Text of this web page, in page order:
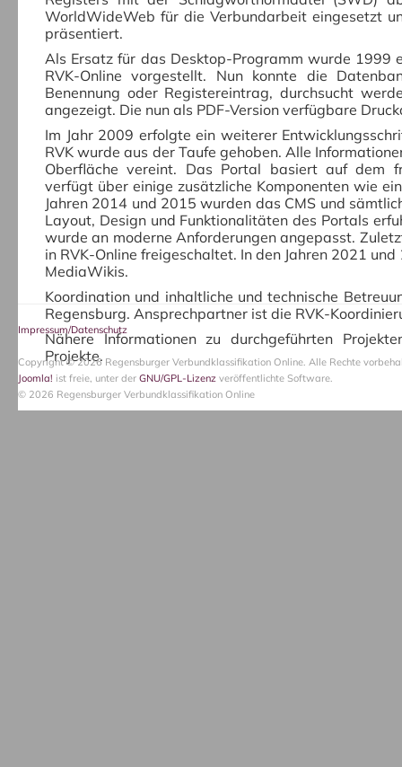
WorldWideWeb für die Verbundarbeit eingesetzt
präsentiert.
Als Ersatz für das Desktop-Programm wurde
RVK-Online vorgestellt. Nun konnte die
Benennung oder Registereintrag, durchsucht
angezeigt. Die nun als PDF-Version verfügbare
Im Jahr 2009 erfolgte ein weiterer
RVK wurde aus der Taufe gehoben.Alle
Oberfläche vereint. Das Portal basiert auf dem
verfügt über einige zusätzliche Komponenten wie
Jahren 2014 und 2015 wurden das CMS und
Layout, Design und Funktionalitäten des Portals
wurde an moderne Anforderungen angepasst.
in RVK-Online freigeschaltet. In den Jahren 2021
MediaWikis.
Koordination und inhaltliche und technische
Regensburg. Ansprechpartner ist die RVK-
Nähere Informationen zu durchgeführten
Projekte.
Impressum/Datenschutz
Copyright © 2026 Regensburger Verbundklassifikation Online. Alle Rechte
Joomla! ist freie, unter der GNU/GPL-Lizenz veröffentlichte Software.
© 2026 Regensburger Verbundklassifikation Online